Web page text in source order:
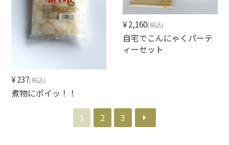
¥237(税込)
煮物にポイッ！！
¥2,160(税込)
自宅でこんにゃくパーテ
ィーセット
1 2 3 ≫